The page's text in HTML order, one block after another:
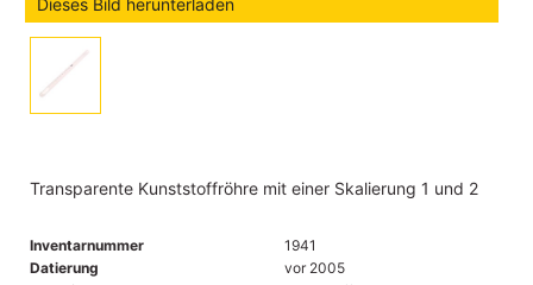
Transparente Kunststoffröhre mit einer Skalierung 1 und 2
Inventarnummer
1941
Datierung
vor 2005